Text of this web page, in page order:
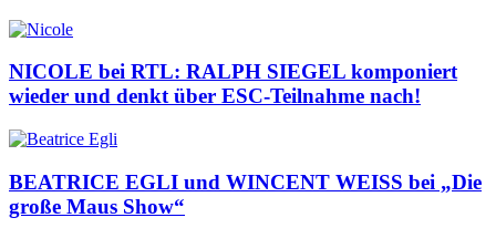
NICOLE bei RTL: RALPH SIEGEL komponiert
wieder und denkt über ESC-Teilnahme nach!
BEATRICE EGLI und WINCENT WEISS bei „Die
große Maus Show“